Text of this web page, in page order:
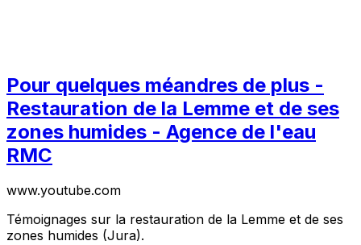
Pour quelques méandres de plus -
Restauration de la Lemme et de ses
zones humides - Agence de l'eau
RMC
www.youtube.com
Témoignages sur la restauration de la Lemme et de ses
zones humides (Jura).